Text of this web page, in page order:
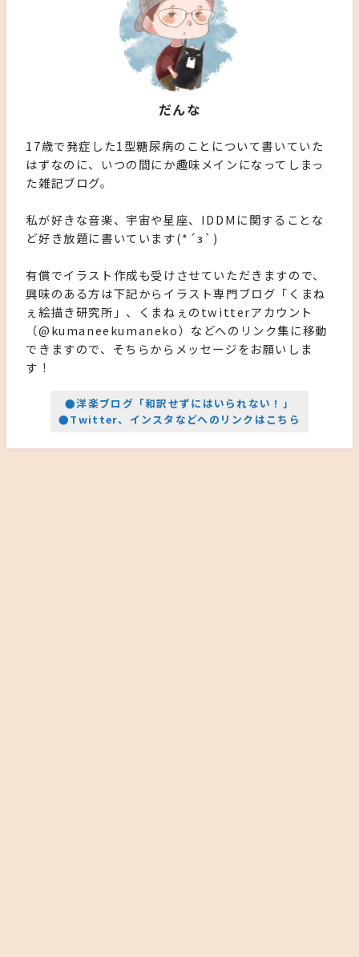
だんな
17歳で発症した1型糖尿病のことについて書いていた
はずなのに、いつの間にか趣味メインになってしまっ
た雑記ブログ。
私が好きな音楽、宇宙や星座、IDDMに関することな
ど好き放題に書いています(*´з`)
有償でイラスト作成も受けさせていただきますので、
興味のある方は下記からイラスト専門ブログ「くまね
ぇ絵描き研究所」、くまねぇのtwitterアカウント
（@kumaneekumaneko）などへのリンク集に移動
できますので、そちらからメッセージをお願いしま
す！
●洋楽ブログ「和訳せずにはいられない！」
●Twitter、インスタなどへのリンクはこちら